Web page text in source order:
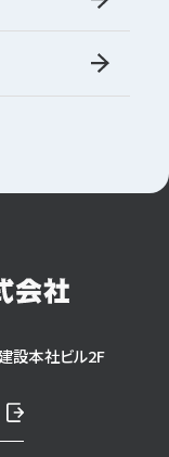
設本社ビル2F